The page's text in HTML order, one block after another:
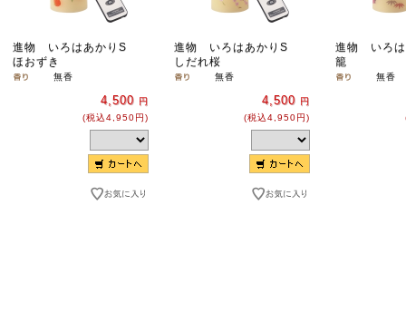
進物 いろはあかりS
ほおずき
無香
4,500 円
(税込4,950円)
進物 いろはあかりS
しだれ桜
無香
4,500 円
(税込4,950円)
進物 いろは
籠
無香